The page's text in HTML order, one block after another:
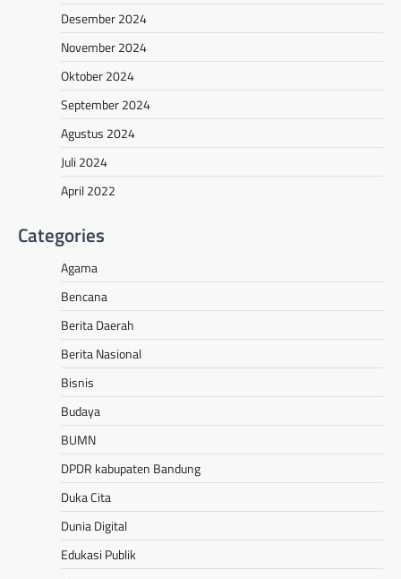
Desember 2024
November 2024
Oktober 2024
September 2024
Agustus 2024
Juli 2024
April 2022
Categories
Agama
Bencana
Berita Daerah
Berita Nasional
Bisnis
Budaya
BUMN
DPDR kabupaten Bandung
Duka Cita
Dunia Digital
Edukasi Publik